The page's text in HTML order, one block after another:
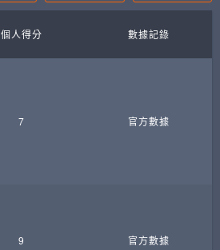
個人得分 數據記錄
7 官方數據
9 官方數據